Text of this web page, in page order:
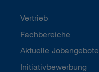
Vertrieb
Fachbereiche
Aktuelle Jobangebote
Initiativbewerbung